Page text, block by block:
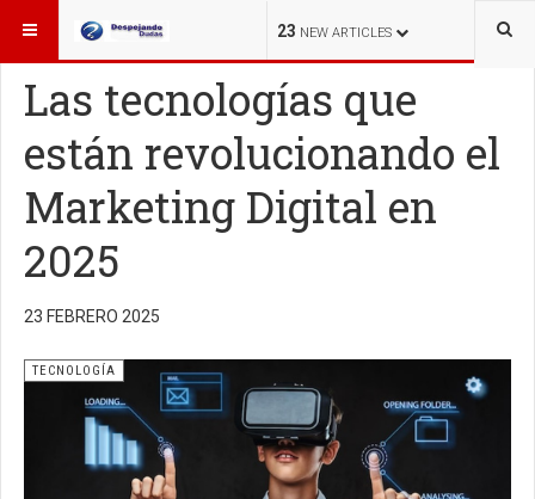
23 NEW ARTICLES
ESTÁ AQUÍ: TECNOLOGÍA
Las tecnologías que
están revolucionando el
Marketing Digital en
2025
23 FEBRERO 2025
TECNOLOGÍA